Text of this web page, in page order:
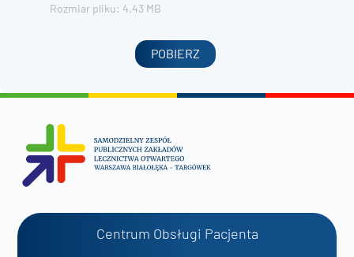
Rozmiar pliku: 4.43 MB
POBIERZ
Centrum Obsługi Pacjenta